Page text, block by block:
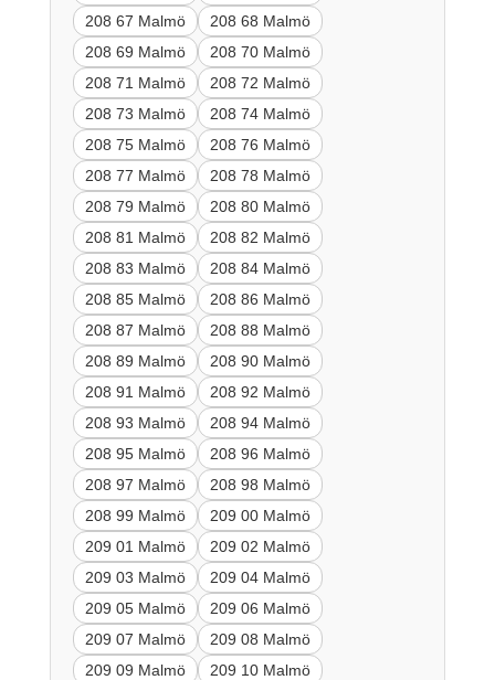
208 67 Malmö
208 68 Malmö
208 69 Malmö
208 70 Malmö
208 71 Malmö
208 72 Malmö
208 73 Malmö
208 74 Malmö
208 75 Malmö
208 76 Malmö
208 77 Malmö
208 78 Malmö
208 79 Malmö
208 80 Malmö
208 81 Malmö
208 82 Malmö
208 83 Malmö
208 84 Malmö
208 85 Malmö
208 86 Malmö
208 87 Malmö
208 88 Malmö
208 89 Malmö
208 90 Malmö
208 91 Malmö
208 92 Malmö
208 93 Malmö
208 94 Malmö
208 95 Malmö
208 96 Malmö
208 97 Malmö
208 98 Malmö
208 99 Malmö
209 00 Malmö
209 01 Malmö
209 02 Malmö
209 03 Malmö
209 04 Malmö
209 05 Malmö
209 06 Malmö
209 07 Malmö
209 08 Malmö
209 09 Malmö
209 10 Malmö